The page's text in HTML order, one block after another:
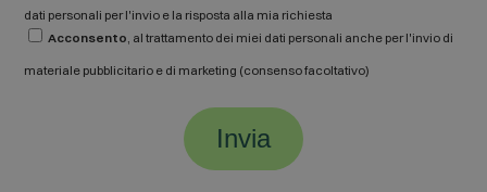
dati personali per l'invio e la risposta alla mia richiesta
Acconsento, al trattamento dei miei dati personali anche per l'invio di
materiale pubblicitario e di marketing (consenso facoltativo)
Invia